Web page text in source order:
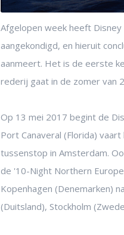
Afgelopen week heeft
aangekondigd, en hieruit
aanmeert. Het is de eerste
rederij gaat in de zomer van
Op 13 mei 2017 begint de
Port Canaveral (Florida)
tussenstop in Amsterdam.
de '10-Night Northern
Kopenhagen (Denemarken)
(Duitsland), Stockholm